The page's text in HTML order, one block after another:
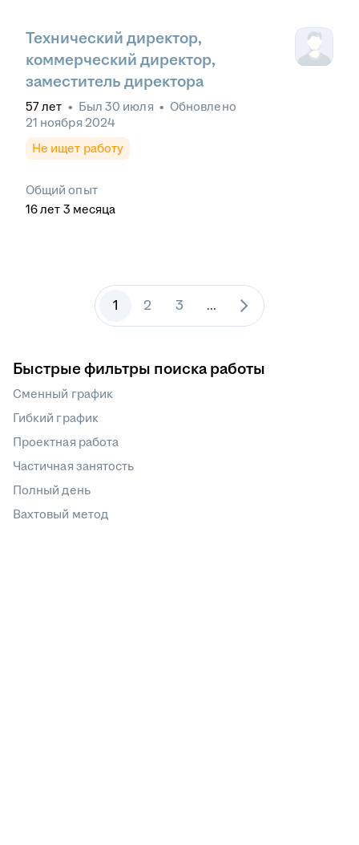
Технический директор,
коммерческий директор,
заместитель директора
57лет • Был 30 июля • Обновлено
21 ноября 2024
Не ищет работу
Общий опыт
16лет 3 месяца
1 2 3 ...
Быстрые фильтры поиска работы
Сменный график
Гибкий график
Проектная работа
Частичная занятость
Полный день
Вахтовый метод